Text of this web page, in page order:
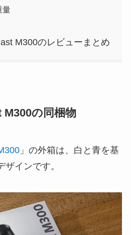
量
M300のレビューまとめ
の同梱物
」の外箱は、白と青を基
インです。